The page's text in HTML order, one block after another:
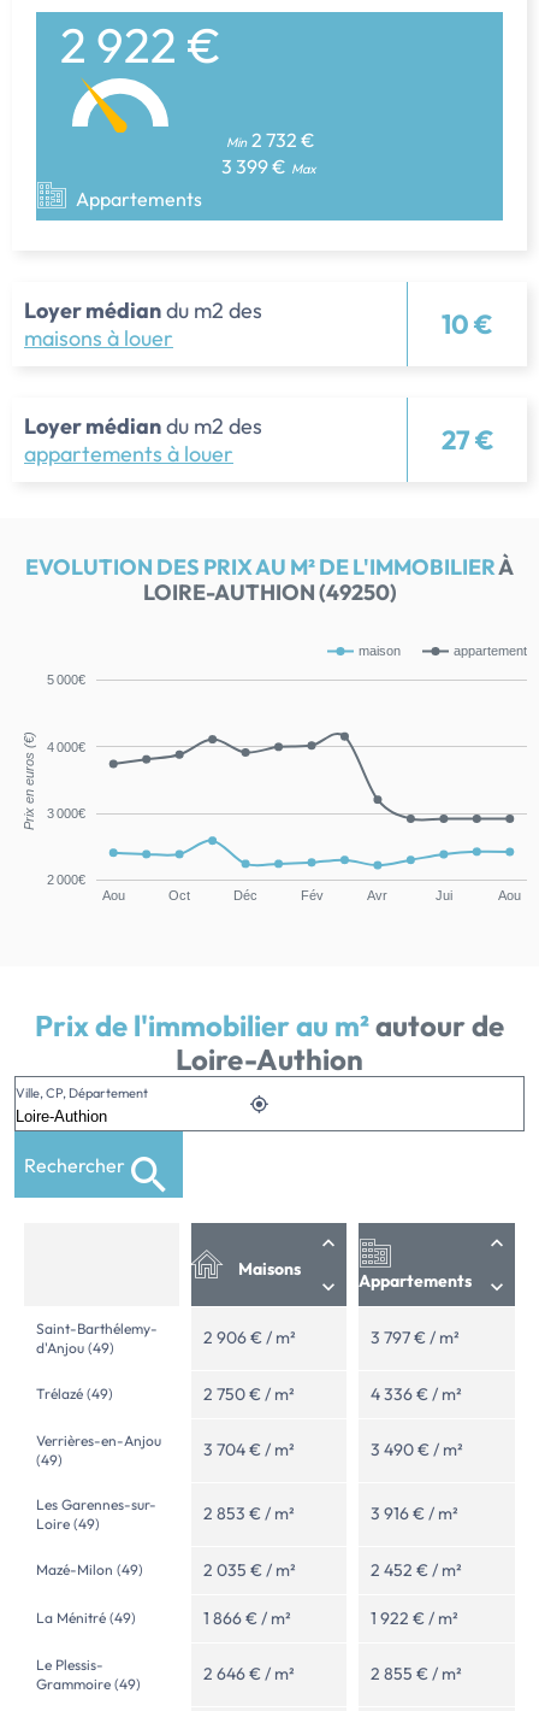
2 922 €
Min 2 732 €
3 399 € Max
Appartements
Loyer médiandu m2 des
maisons à louer
10 €
Loyer médiandu m2 des
appartements à louer
27 €
EVOLUTION DES PRIX AU M² DE L'IMMOBILIERÀ
LOIRE-AUTHION (49250)
maison appartement
Aou Oct Déc Fév Avr Jui Aou
2 000€
3 000€
4 000€
5 000€
Prix en euros (€)
Prix de l'immobilier au m²autour de
Loire-Authion
Ville, CP, Département
Rechercher
Maisons
Appartements
Saint-Barthélemy-
d'Anjou (49)
2 906 € / m² 3 797 € / m²
Trélazé (49) 2 750 € / m² 4 336 € / m²
Verrières-en-Anjou
(49)
3 704 € / m² 3 490 € / m²
Les Garennes-sur-
Loire (49)
2 853 € / m² 3 916 € / m²
Mazé-Milon (49) 2 035 € / m² 2 452 € / m²
La Ménitré (49) 1 866 € / m² 1 922 € / m²
Le Plessis-
Grammoire (49)
2 646 € / m² 2 855 € / m²